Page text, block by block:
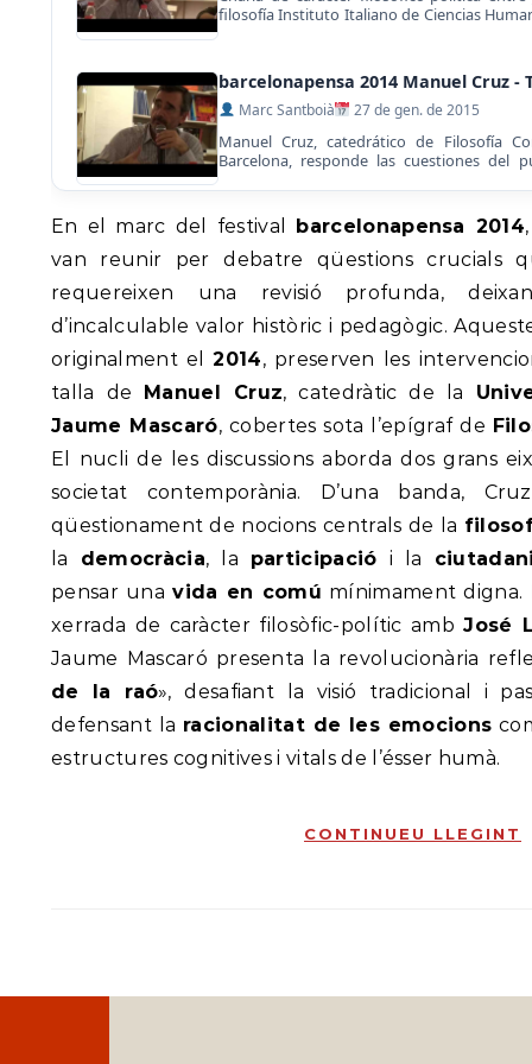
filosofía Instituto Italiano de Ciencias
barcelonapensa 2014 Manuel Cruz -
Marc Santboià 27 de gen. de 2015
Manuel Cruz, catedrático de Filosofía
Barcelona, responde las cuestiones del
Cafè filosòfic barcelonapensa 2014 -
Marc Santboià 15 de set. de 2015
«L'emotivitat de la raó», vol plantejar una
i no passiu de la raó, en tant que el saber
impulsives dels éssers humans. En un
motiu, la racionalitat de les emocions,
estan desconnectats de les estructures
viatge filosòfic per l'altra banda del
component emotiu, o impulsiu, de la
d'Aristòtil d'un "logos orecticós", fins a la
lligada inevitablement a la "necessitat de
Hume, entre d'altres.
Intro barcelonapensa 2014 Jaume
Marc Santboià 15 de set. de 2015
«L'emotivitat de la raó», vol plantejar una
i no passiu de la raó, en tant que el saber
impulsives dels éssers humans. En un
motiu, la racionalitat de les emocions,
estan desconnectats de les estructures
viatge filosòfic per l'altra banda del
component emotiu, o impulsiu, de la
d'Aristòtil d'un "logos orecticós", fins a la
lligada inevitablement a la "necessitat
Hume, entre d'altres.
Torn de preguntes barcelonapensa
Marc Santboià 15 de set. de 2015
i no passiu de la raó, en tant que el saber
impulsives dels éssers humans. En un
motiu, la racionalitat de les emocions,
estan desconnectats de les estructures
viatge filosòfic per l'altra banda del
component emotiu, o impulsiu, de la
lligada inevitablement a la "necessitat de
Hume, entre d'altres.
En el marc del festival barcelonapensa 2014
van reunir per debatre qüestions crucials
requereixen una revisió profunda,
d’incalculable valor històric i pedagògic.
originalment el2014, preserven les
talla de Manuel Cruz, catedràtic de la
Jaume Mascaró, cobertes sota l’epígraf de
El nucli de les discussions aborda dos grans
societat contemporània. D’una banda,
qüestionament de nocions centrals de la
la democràcia, la participació i la
pensar unavida en comú mínimament digna.
xerrada de caràcter filosòfic-polític ambJosé
Jaume Mascaró presenta la revolucionària
de la raó», desafiant la visió tradicional i
defensant la racionalitat de les emocions
estructures cognitives i vitals de l’ésser humà.
CONTINUEU LLEGINT